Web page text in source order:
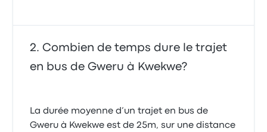
Combien de temps dure le trajet
en bus de Gweru à Kwekwe?
La durée moyenne d’un trajet en bus de
Gweru à Kwekwe est de 25m, sur une distance